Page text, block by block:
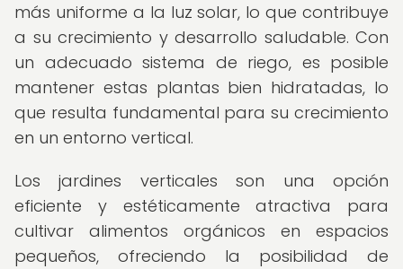
más uniforme a la luz solar, lo que contribuye
a su crecimiento y desarrollo saludable. Con
un adecuado sistema de riego, es posible
mantener estas plantas bien hidratadas, lo
que resulta fundamental para su crecimiento
en un entorno vertical.
Los jardines verticales son una opción
eficiente y estéticamente atractiva para
cultivar alimentos orgánicos en espacios
pequeños, ofreciendo la posibilidad de